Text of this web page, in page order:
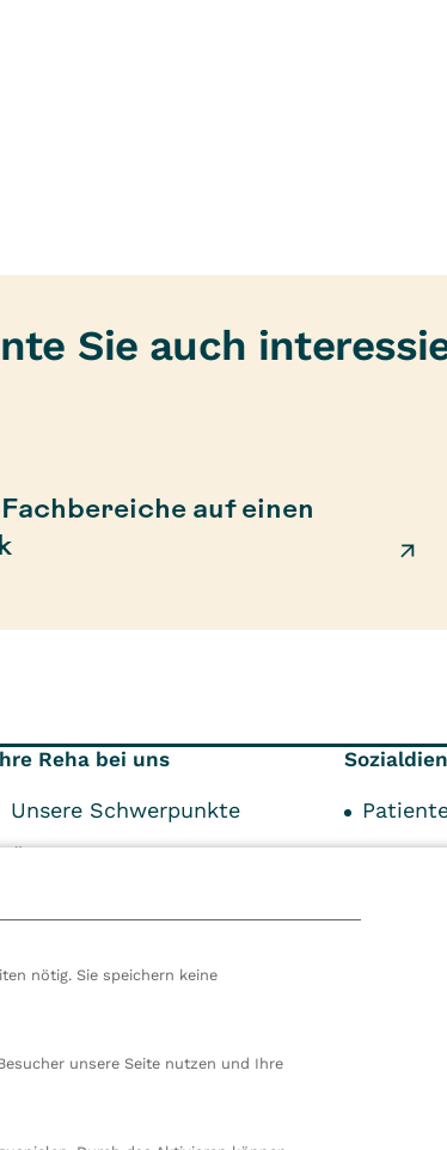
Sie auch
auf einen
Reha bei uns
Unsere Schwerpunkte
Über Ihre Reha
und ambulante Einrichtungen in
nötig. Sie speichern keine
unsere Seite nutzen und Ihre